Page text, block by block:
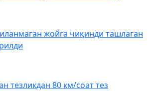
жойга чиқинди ташлаган
тезликдан 80 км/соат тез